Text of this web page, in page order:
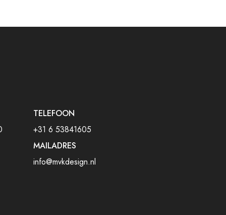
TELEFOON
+31 6 53841605
MAILADRES
info@mvkdesign.nl